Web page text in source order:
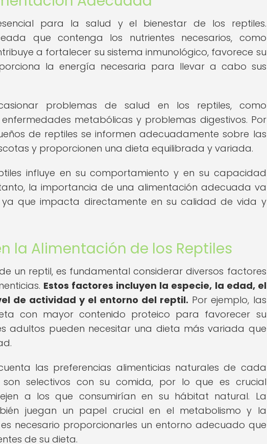
para la salud y el bienestar de los reptiles.
que contenga los nutrientes necesarios, como
a fortalecer su sistema inmunológico, favorece su
la energía necesaria para llevar a cabo sus
problemas de salud en los reptiles, como
metabólicas y problemas digestivos. Por
de reptiles se informen adecuadamente sobre las
y proporcionen una dieta equilibrada y variada.
influye en su comportamiento y en su capacidad
la importancia de una alimentación adecuada va
que impacta directamente en su calidad de vida y
la Alimentación de los Reptiles
un reptil, es fundamental considerar diversos factores
Estos factores incluyen la especie, la edad, el
de actividad y el entorno del reptil. Por ejemplo, las
con mayor contenido proteico para favorecer su
adultos pueden necesitar una dieta más variada que
las preferencias alimenticias naturales de cada
son selectivos con su comida, por lo que es crucial
a los que consumirían en su hábitat natural. La
juegan un papel crucial en el metabolismo y la
necesario proporcionarles un entorno adecuado que
de su dieta.